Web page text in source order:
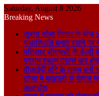
Saturday, August 8 2026
Breaking News
सुस्ता सीमा विवाद के
यथास्थिति बनाए रखने
पतिलार सीएचसी के हेल्दी
प्रथम स्थान प्राप्त कर
वीआईपी दौरे के समय
टोला में बदहाली से बेहाल
आक्रोश